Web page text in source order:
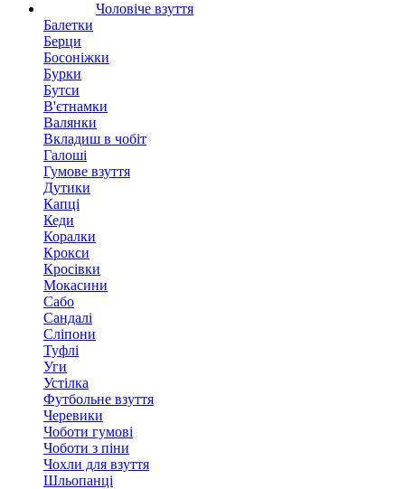
Чоловіче взуття
Балетки
Берци
Босоніжки
Бурки
Бутси
В'єтнамки
Валянки
Вкладиш в чобіт
Галоші
Гумове взуття
Дутики
Капці
Кеди
Коралки
Крокси
Кросівки
Мокасини
Сабо
Сандалі
Сліпони
Туфлі
Уги
Устілка
Футбольне взуття
Черевики
Чоботи гумові
Чоботи з піни
Чохли для взуття
Шльопанці